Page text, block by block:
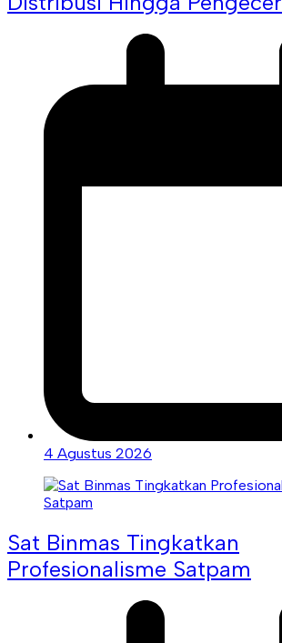
4 Agustus 2026
Sat Binmas Tingkatkan
Profesionalisme Satpam